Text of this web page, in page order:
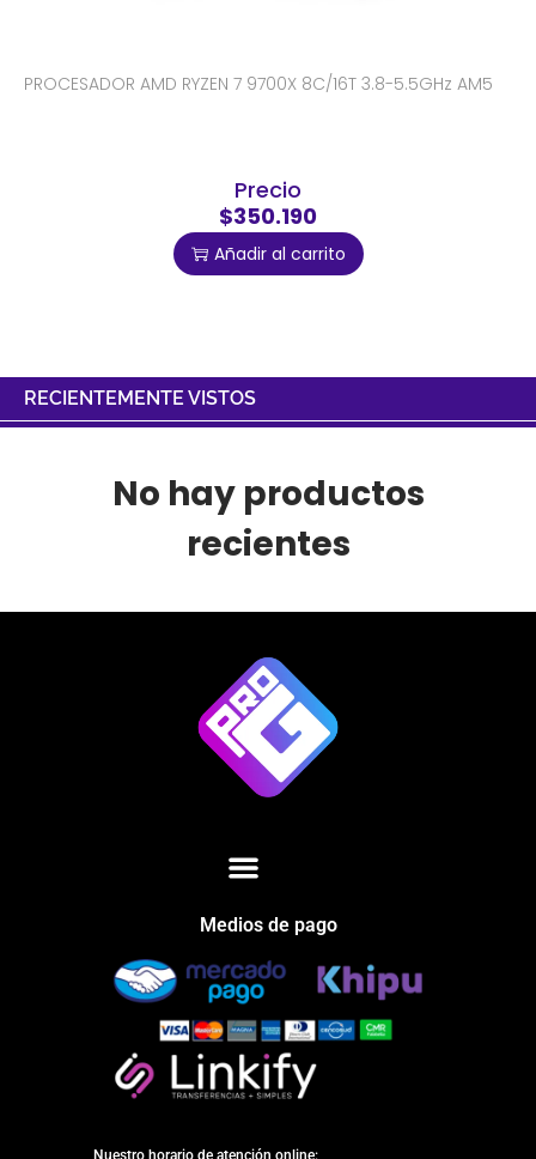
PROCESADOR AMD RYZEN 7 9700X 8C/16T 3.8-5.5GHz AM5
Precio
$350.190
Añadir al carrito
RECIENTEMENTE VISTOS
No hay productos
recientes
Medios de pago
Nuestro horario de atención online: